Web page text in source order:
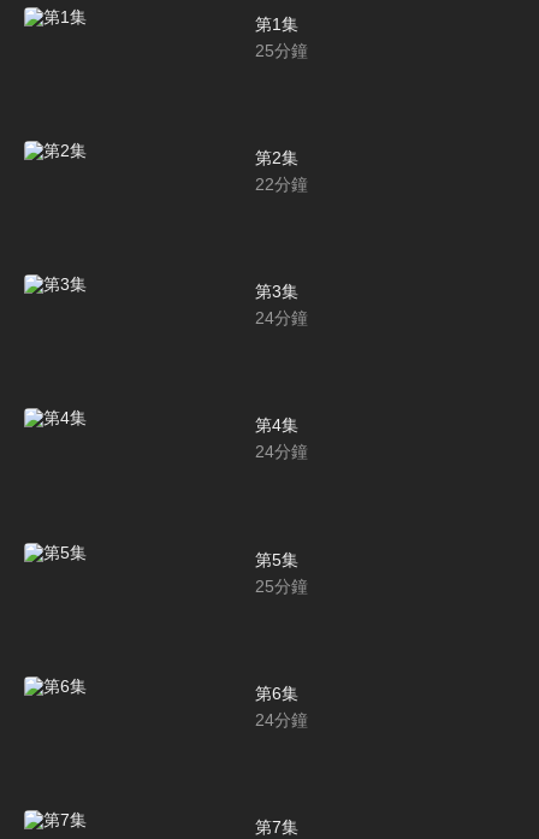
第1集
25分鐘
第2集
22分鐘
第3集
24分鐘
第4集
24分鐘
第5集
25分鐘
第6集
24分鐘
第7集